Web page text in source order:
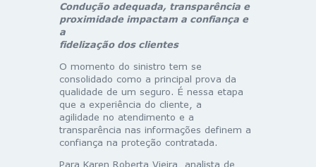
Condução adequada, transparência e
proximidade impactam a confiança e
a
fidelização dos clientes
O momento do sinistro tem se
consolidado como a principal prova da
qualidade de um seguro. É nessa etapa
que a experiência do cliente, a
agilidade no atendimento e a
transparência nas informações definem a
confiança na proteção contratada.
Para Karen Roberta Vieira, analista de